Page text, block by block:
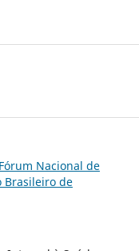
Nacional de
Brasileiro de